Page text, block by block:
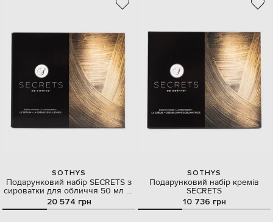
SOTHYS
Подарунковий набір SECRETS з
сироватки для обличчя 50 мл та
крему для догляду за очима 15
мл
20 574 грн
SOTHYS
Подарунковий набір кремів
SECRETS
10 736 грн